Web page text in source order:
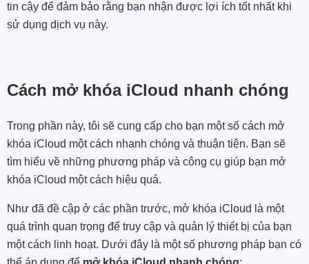
tin cậy để đảm bảo rằng bạn nhận được lợi ích tốt nhất khi
sử dụng dịch vụ này.
Cách mở khóa iCloud nhanh chóng
Trong phần này, tôi sẽ cung cấp cho bạn một số cách mở
khóa iCloud một cách nhanh chóng và thuận tiện. Bạn sẽ
tìm hiểu về những phương pháp và công cụ giúp bạn mở
khóa iCloud một cách hiệu quả.
Như đã đề cập ở các phần trước, mở khóa iCloud là một
quá trình quan trọng để truy cập và quản lý thiết bị của bạn
một cách linh hoạt. Dưới đây là một số phương pháp bạn có